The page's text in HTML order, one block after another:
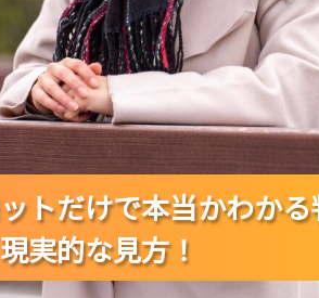
トだけで本当かわか
実的な見方！
トだけで本当かわか
実的な見方！
トだけで本当かわか
実的な見方！